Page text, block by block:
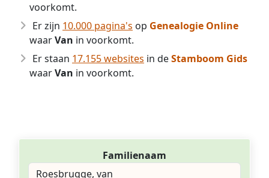
voorkomt.
Er zijn 10.000 pagina's op Genealogie Online
waarVan in voorkomt.
Er staan 17.155 websites in deStamboom Gids
waarVan in voorkomt.
Familienaam